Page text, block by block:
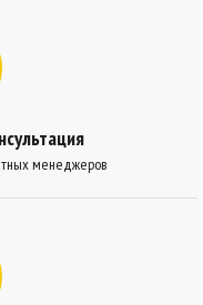
менеджеров